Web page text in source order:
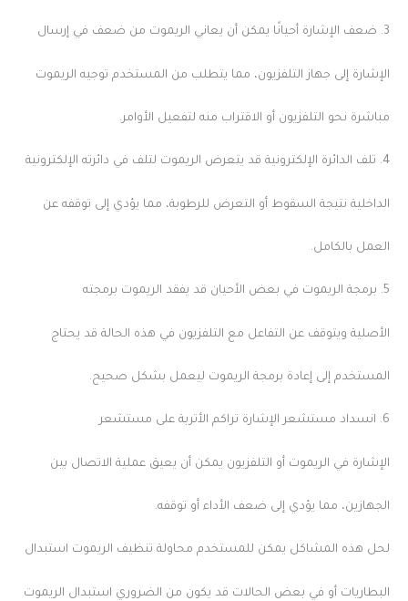
3. ضعف الإشارة أحيانًا يمكن أن يعاني الريموت من ضعف في إرسال
الإشارة إلى جهاز التلفزيون، مما يتطلب من المستخدم توجيه الريموت
مباشرة نحو التلفزيون أو الاقتراب منه لتفعيل الأوامر.
4. تلف الدائرة الإلكترونية قد يتعرض الريموت لتلف في دائرته الإلكترونية
الداخلية نتيجة السقوط أو التعرض للرطوبة، مما يؤدي إلى توقفه عن
العمل بالكامل.
5. برمجة الريموت في بعض الأحيان قد يفقد الريموت برمجته
الأصلية ويتوقف عن التفاعل مع التلفزيون في هذه الحالة قد يحتاج
المستخدم إلى إعادة برمجة الريموت ليعمل بشكل صحيح.
6. انسداد مستشعر الإشارة تراكم الأتربة على مستشعر
الإشارة في الريموت أو التلفزيون يمكن أن يعيق عملية الاتصال بين
الجهازين، مما يؤدي إلى ضعف الأداء أو توقفه.
لحل هذه المشاكل يمكن للمستخدم محاولة تنظيف الريموت استبدال
البطاريات أو في بعض الحالات قد يكون من الضروري استبدال الريموت